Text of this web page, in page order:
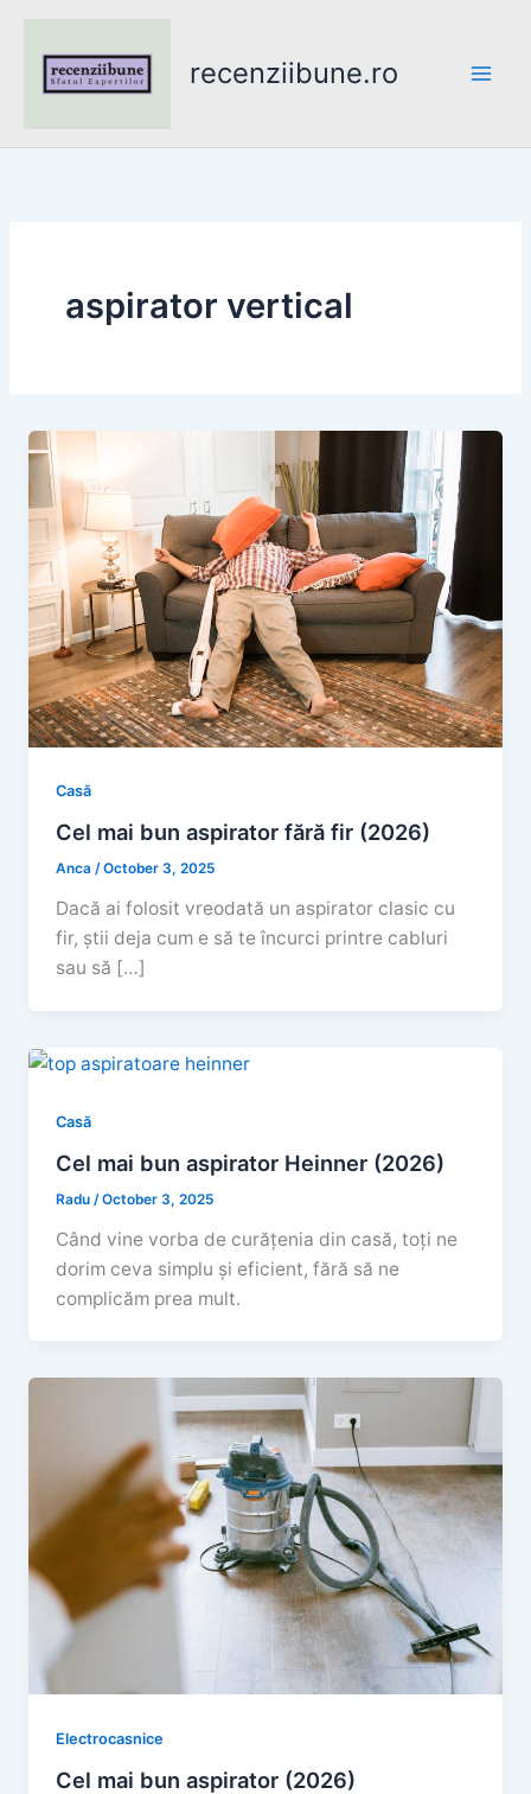
content
recenziibune.ro
aspirator vertical
Casă
Cel mai bun aspirator fără fir (2026)
Anca/October 3, 2025
Dacă ai folosit vreodată un aspirator clasic cu
fir, știi deja cum e să te încurci printre cabluri
sau să […]
Casă
Cel mai bun aspirator Heinner (2026)
Radu/October 3, 2025
Când vine vorba de curățenia din casă, toți ne
dorim ceva simplu și eficient, fără să ne
complicăm prea mult.
Electrocasnice
Cel mai bun aspirator (2026)